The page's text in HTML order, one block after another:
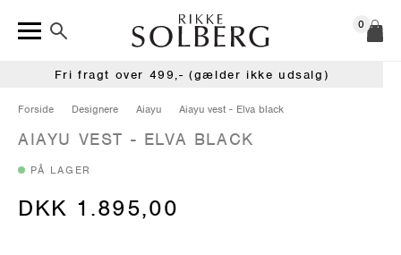
0
Fri fragt over 499,- (gælder ikke udsalg)
Forside Designere Aiayu Aiayu vest - Elva black
AIAYU VEST - ELVA BLACK
PÅ LAGER
DKK 1.895,00